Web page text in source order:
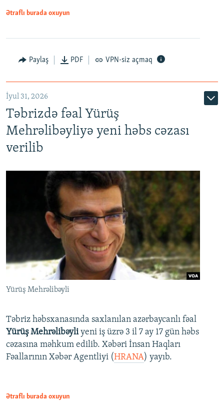
Ətraflı burada oxuyun
Paylaş PDF VPN-siz açmaq
İyul 31, 2026
Təbrizdə fəal Yürüş
Mehrəlibəyliyə yeni həbs cəzası
verilib
Yürüş Mehrəlibəyli
Təbriz həbsxanasında saxlanılan azərbaycanlı fəal
Yürüş Mehrəlibəyliyeni iş üzrə 3 il 7 ay 17 gün həbs
cəzasına məhkum edilib. Xəbəri İnsan Haqları
Fəallarının Xəbər Agentliyi (HRANA) yayıb.
Ətraflı burada oxuyun